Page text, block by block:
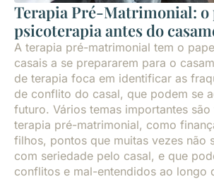
Terapia Pré-Matrimonial: o
psicoterapia antes do
A terapia pré-matrimonial tem o
casais a se prepararem para o
de terapia foca em identificar as
de conflito do casal, que podem se
futuro. Vários temas importantes são
terapia pré-matrimonial, como
filhos, pontos que muitas vezes não
com seriedade pelo casal, e que
conflitos e mal-entendidos ao longo